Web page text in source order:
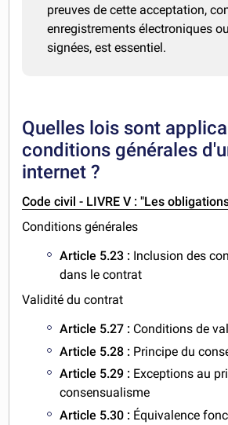
preuves de cette acceptation,
enregistrements électroniques
signées, est essentiel.
Quelles lois sont
conditions générales
internet ?
Code civil - LIVRE V : "Les
Conditions générales
Article 5.23 : Inclusion des
dans le contrat
Validité du contrat
Article 5.27 : Conditions de
Article 5.28 : Principe du
Article 5.29 : Exceptions au
consensualisme
Article 5.30 : Équivalence